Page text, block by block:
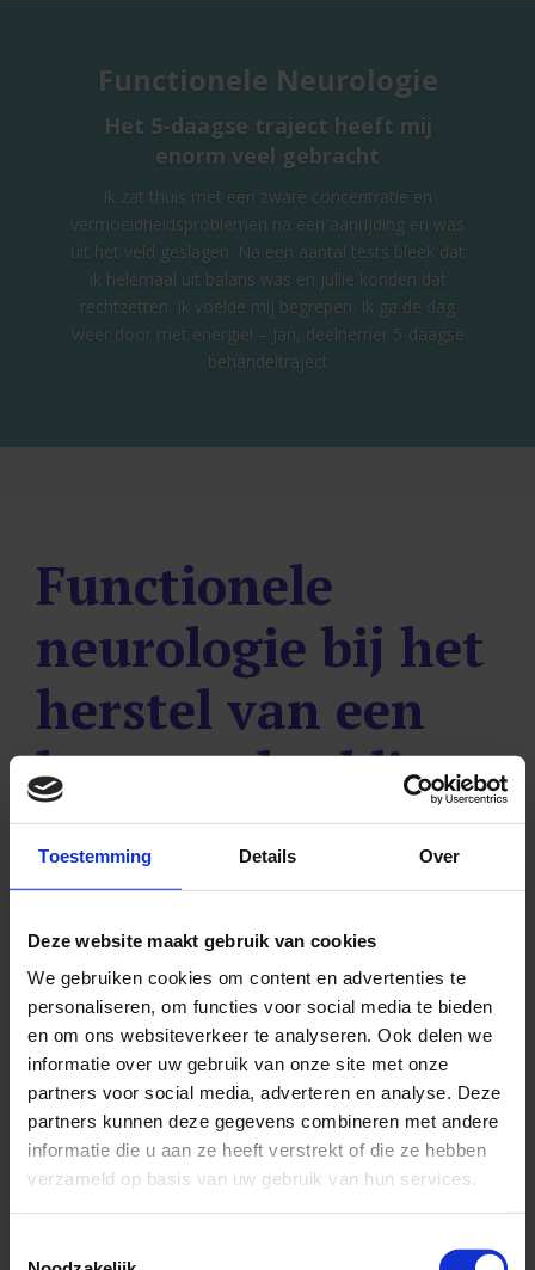
Toestemming Details Over
Deze website maakt gebruik van cookies
We gebruiken cookies om content en advertenties te
personaliseren, om functies voor social media te bieden
en om ons websiteverkeer te analyseren. Ook delen we
informatie over uw gebruik van onze site met onze
partners voor social media, adverteren en analyse. Deze
partners kunnen deze gegevens combineren met andere
informatie die u aan ze heeft verstrekt of die ze hebben
verzameld op basis van uw gebruik van hun services.
Functionele Neurologie
Het 5-daagse traject heeft mij
enorm veel gebracht
Ik zat thuis met een zware concentratie en
vermoeidheidsproblemen na een aanrijding en was
uit het veld geslagen. Na een aantal tests bleek dat
ik helemaal uit balans was en jullie konden dat
rechtzetten. Ik voelde mij begrepen. Ik ga de dag
weer door met energie! – Jan, deelnemer 5-daagse
behandeltraject
Functionele
neurologie bij het
herstel van een
hersenschudding
verschillen in de schade en het herstel na een
herstelprogramma voor mensen na een
hersentrauma (hersenschudding of
hersenkneuzing) eerst een zeer uitgebreide
intake.
Dit noemen wij het Functioneel Neurologisch
Onderzoek. Tijdens dit onderzoek komt u een
dagdeel naar onze praktijk in Haarlem, waar u
ontvangen wordt door één van onze experts in